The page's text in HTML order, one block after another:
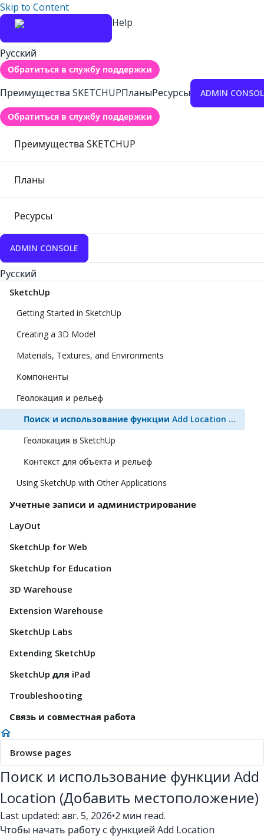
Skip to Content
Help
Русский
Обратиться в службу поддержки
Преимущества SKETCHUPПланыРесурсы ADMIN
Обратиться в службу поддержки
Преимущества SKETCHUP
Планы
Ресурсы
ADMIN CONSOLE
Русский
SketchUp
Getting Started in SketchUp
Creating a 3D Model
Materials, Textures, and Environments
Компоненты
Геолокация и рельеф
Поиск и использование функции Add Location (Добавить местоположение)
Геолокация в SketchUp
Контекст для объекта и рельеф
Using SketchUp with Other Applications
Учетные записи и администрирование
LayOut
SketchUp for Web
SketchUp for Education
3D Warehouse
Extension Warehouse
SketchUp Labs
Extending SketchUp
SketchUp для iPad
Troubleshooting
Связь и совместная работа
Browse pages
Поиск и использование функции Add
Location (Добавить местоположение)
Last updated: авг. 5, 2026•2 мин read.
Чтобы начать работу с функцией Add Location